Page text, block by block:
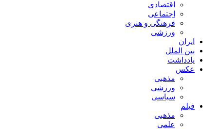
اقتصادی
اجتماعی
فرهنگی و هنری
ورزشی
ایران
بین الملل
یادداشت
عکس
مذهبی
ورزشی
سیاسی
فیلم
مذهبی
علمی